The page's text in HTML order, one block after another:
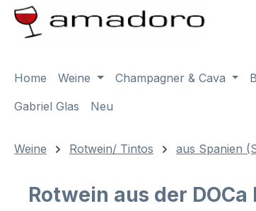
Hauptinhalt springen
Zur Suche springen
Zur Hauptnavigation springen
Home Weine Champagner & Cava
Gabriel Glas
Neu
Weine Rotwein/ Tintos aus Spanien
Rotwein aus der DOCa